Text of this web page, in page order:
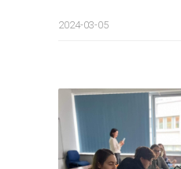
2024-03-05